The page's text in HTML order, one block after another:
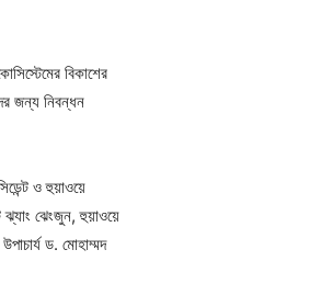
বিকাশের
জন্য নিবন্ধন
ও হুয়াওয়ে
ঝ্যাং ঝেংজুন, হুয়াওয়ে
ড. মোহাম্মদ